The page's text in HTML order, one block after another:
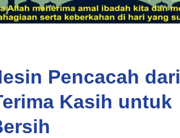
Pencacah dari
Kasih untuk